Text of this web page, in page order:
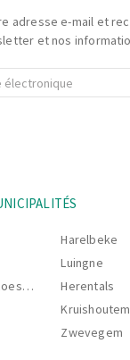
adresse e-mail et
et nos
Harelbeke
Luingne
Herentals
Kruishoutem
Zwevegem